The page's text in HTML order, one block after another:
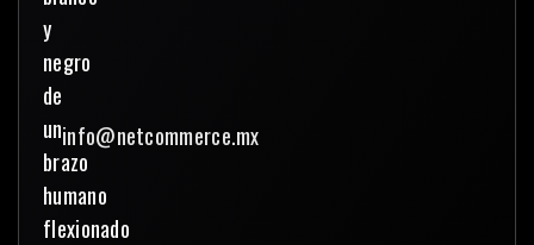
info@netcommerce.mx